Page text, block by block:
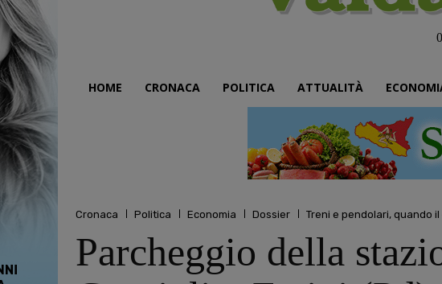
HOME CRONACA POLITICA ATTUALITÀ
Cronaca Politica Economia Dossier Treni e pendolari, quando
Parcheggio della